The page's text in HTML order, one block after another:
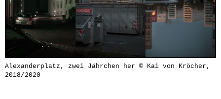
Alexanderplatz, zwei Jährchen her © Kai von Kröcher,
2018/2020